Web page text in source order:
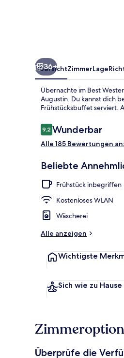
36+
ÜbersichtZimmerLage
Übernachte im Best
Augustin. Du kannst dich
Frühstücksbuffet serviert.
Bewertungen
9,29,2 von 10.
Wunderbar
Alle 185 Bewertungen
Beliebte
Frühstück inbegriffen
Kostenloses WLAN
Wäscherei
Alle anzeigen
Wichtigste
Sich wie zu
Überprüfe die